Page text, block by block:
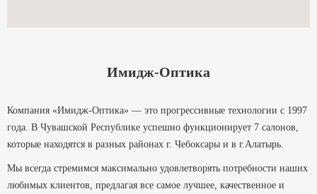
Имидж-Оптика
Компания «Имидж-Оптика» — это прогрессивные технологии с 1997
года. В Чувашской Республике успешно функционирует 7 салонов,
которые находятся в разных районах г. Чебоксары и в г.Алатырь.
Мы всегда стремимся максимально удовлетворять потребности наших
любимых клиентов, предлагая все самое лучшее, качественное и